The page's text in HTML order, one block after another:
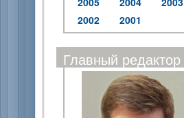
2002
2001
Главный редактор